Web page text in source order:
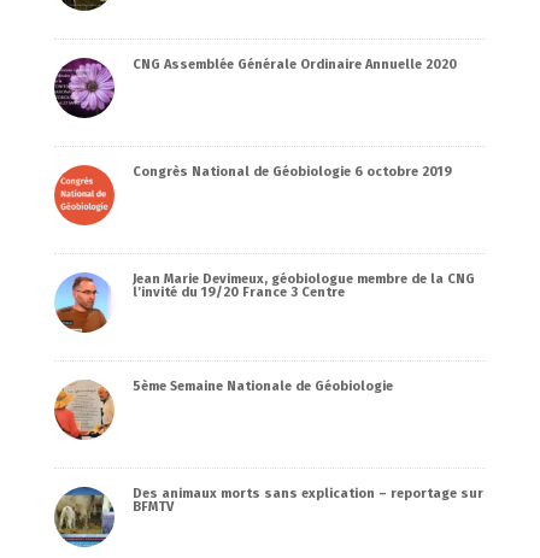
CNG Assemblée Générale Ordinaire Annuelle 2020
Congrès National de Géobiologie 6 octobre 2019
Jean Marie Devimeux, géobiologue membre de la CNG
l’invité du 19/20 France 3 Centre
5ème Semaine Nationale de Géobiologie
Des animaux morts sans explication – reportage sur
BFMTV